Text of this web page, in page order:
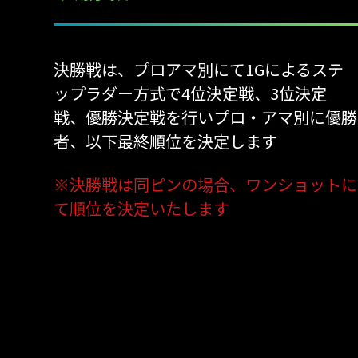
決勝戦は、プロアマ別にて1Gによるステ
ップラダー方式で4位決定戦、3位決定
戦、優勝決定戦を行いプロ・アマ別に優勝
者、以下最終順位を決定します
※決勝戦は同ピンの場合、ワンショットに
て順位を決定いたします